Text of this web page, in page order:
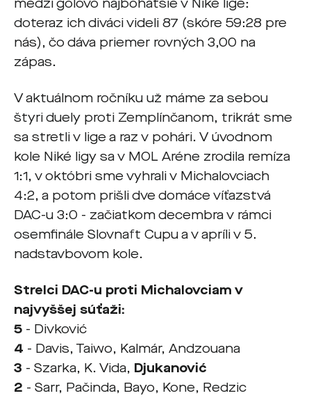
medzi gólovo najbohatšie v Niké lige:
doteraz ich diváci videli 87 (skóre 59:28 pre
nás), čo dáva priemer rovných 3,00 na
zápas.
V aktuálnom ročníku už máme za sebou
štyri duely proti Zemplínčanom, trikrát sme
sa stretli v lige a raz v pohári. V úvodnom
kole Niké ligy sa v MOL Aréne zrodila remíza
1:1, v októbri sme vyhrali v Michalovciach
4:2, a potom prišli dve domáce víťazstvá
DAC-u 3:0 - začiatkom decembra v rámci
osemfinále Slovnaft Cupu a v apríli v 5.
nadstavbovom kole.
Strelci DAC-u proti Michalovciam v
najvyššej súťaži:
5 - Divković
4 - Davis, Taiwo, Kalmár, Andzouana
3 - Szarka, K. Vida, Djukanović
2 - Sarr, Pačinda, Bayo, Kone, Redzic